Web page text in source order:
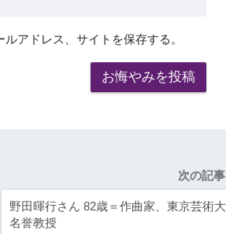
アドレス、サイトを保存する。
次の記事
野田暉行さん 82歳＝作曲家、東京芸術大
名誉教授